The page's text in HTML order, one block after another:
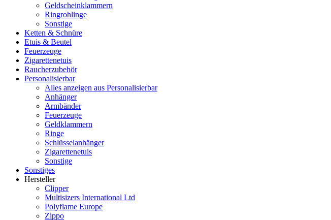
Geldscheinklammern
Ringrohlinge
Sonstige
Ketten & Schnüre
Etuis & Beutel
Feuerzeuge
Zigarettenetuis
Raucherzubehör
Personalisierbar
Alles anzeigen aus Personalisierbar
Anhänger
Armbänder
Feuerzeuge
Geldklammern
Ringe
Schlüsselanhänger
Zigarettenetuis
Sonstige
Sonstiges
Hersteller
Clipper
Multisizers International Ltd
Polyflame Europe
Zippo